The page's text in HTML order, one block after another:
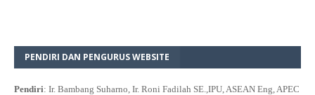
PENDIRI DAN PENGURUS WEBSITE
Pendiri: Ir. Bambang Suharno, Ir. Roni Fadilah SE.,IPU, ASEAN Eng, APEC